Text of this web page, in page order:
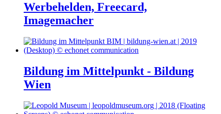
Werbehelden, Freecard,
Imagemacher
Bildung im Mittelpunkt - Bildung
Wien